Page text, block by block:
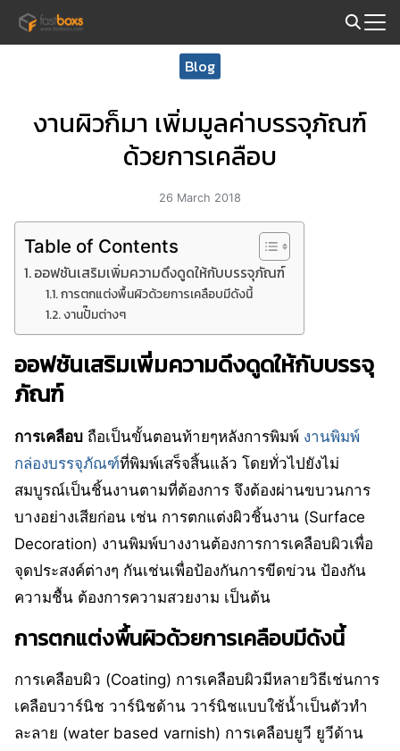
Skip
Blog
งานผิวก็มา เพิ่มมูลค่าบรรจุภัณฑ์
ด้วยการเคลือบ
26 March 2018
Table of Contents
ออฟชันเสริมเพิ่มความดึงดูดให้กับบรรจุภัณฑ์
การตกแต่งพื้นผิวด้วยการเคลือบมีดังนี้
งานปั๊มต่างๆ
ออฟชันเสริมเพิ่มความดึงดูดให้กับบรรจุ
ภัณฑ์
การเคลือบ ถือเป็นขั้นตอนท้ายๆหลังการพิมพ์ งานพิมพ์
กล่องบรรจุภัณฑ์ที่พิมพ์เสร็จสิ้นแล้ว โดยทั่วไปยังไม่
สมบูรณ์เป็นชิ้นงานตามที่ต้องการ จึงต้องผ่านขบวนการ
บางอย่างเสียก่อน เช่น การตกแต่งผิวชิ้นงาน (Surface
Decoration) งานพิมพ์บางงานต้องการการเคลือบผิวเพื่อ
จุดประสงค์ต่างๆ กันเช่นเพื่อป้องกันการขีดข่วน ป้องกัน
ความชื้น ต้องการความสวยงาม เป็นต้น
การตกแต่งพื้นผิวด้วยการเคลือบมีดังนี้
การเคลือบผิว (Coating) การเคลือบผิวมีหลายวิธีเช่นการ
เคลือบวาร์นิช วาร์นิชด้าน วาร์นิชแบบใช้น้ำเป็นตัวทำ
ละลาย (water based varnish) การเคลือบยูวี ยูวีด้าน